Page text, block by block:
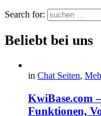
Search for:
Beliebt bei uns
in Chat Seiten,
KwiBase.com
Funktionen,